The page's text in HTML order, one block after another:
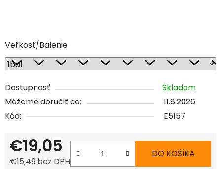
Veľkosť/Balenie
Dostupnosť
Skladom
Môžeme doručiť do:
11.8.2026
Kód:
E5157
€19,05
€15,49 bez DPH
DO KOŠÍKA